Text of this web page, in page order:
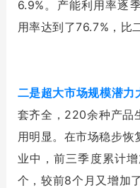
6.9%。产能利用率逐
用率达到了76.7%，比
二是超大市场规模潜力
套齐全，220余种产品
用明显。在市场稳步
业中，前三季度累计
个，较前8个月又增加